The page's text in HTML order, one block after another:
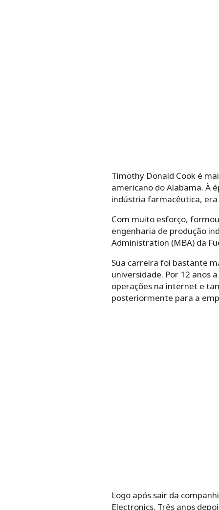
Timothy Donald Cook é
americano do Alabama. À
indústria farmacêutica, era
Com muito esforço,
engenharia de produção
Administration (MBA) da
Sua carreira foi bastante
universidade. Por 12 anos
operações na internet e
posteriormente para a
Logo após sair da
Electronics. Três anos